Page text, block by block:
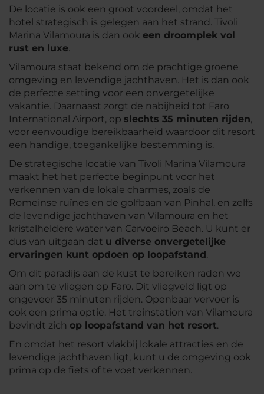
De locatie is ook een groot voordeel, omdat het
hotel strategisch is gelegen aan het strand. Tivoli
Marina Vilamoura is dan ook een droomplek vol
rust en luxe.
Vilamoura staat bekend om de prachtige groene
omgeving en levendige jachthaven. Het is dan ook
de perfecte setting voor een onvergetelijke
vakantie. Daarnaast zorgt de nabijheid tot Faro
International Airport, op slechts 35 minuten rijden,
voor eenvoudige bereikbaarheid waardoor dit resort
een handige, toegankelijke bestemming is.
De strategische locatie van Tivoli Marina Vilamoura
maakt het het perfecte beginpunt voor het
verkennen van de lokale charmes, zoals de
Romeinse ruïnes en de golfbaan van Pinhal, en zelfs
de levendige jachthaven van Vilamoura en het
kristalheldere water van Carvoeiro Beach. U kunt er
dus van uitgaan dat u diverse onvergetelijke
ervaringen kunt opdoen op loopafstand .
Om dit paradijs aan de kust te bereiken raden we
aan om te vliegen op Faro. Dit vliegveld ligt op
ongeveer 35 minuten rijden. Openbaar vervoer is
ook een prima optie. Het treinstation van Vilamoura
bevindt zich op loopafstand van het resort.
En omdat het resort vlakbij lokale attracties en de
levendige jachthaven ligt, kunt u de omgeving ook
prima op de fiets of te voet verkennen.